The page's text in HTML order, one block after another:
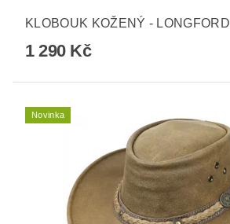
KLOBOUK KOŽENÝ - LONGFORD
1 290 Kč
Novinka